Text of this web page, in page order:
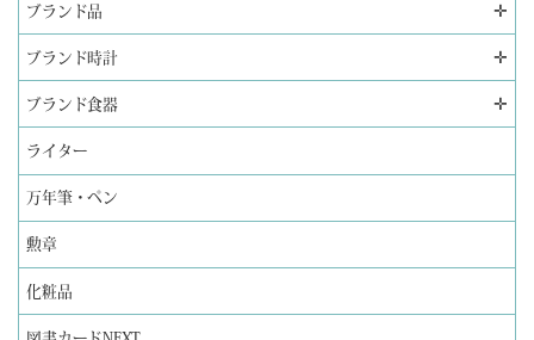
ブランド品 ✛
ブランド時計 ✛
ブランド食器 ✛
ライター
万年筆・ペン
勲章
化粧品